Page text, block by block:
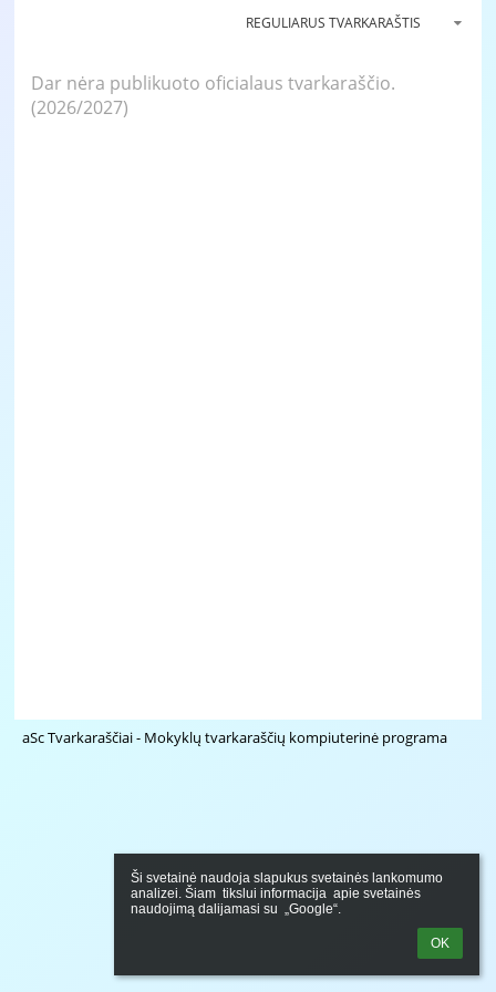
Ši svetainė naudoja slapukus svetainės lankomumo
analizei. Šiam  tikslui informacija  apie svetainės
naudojimą dalijamasi su  „Google“.
OK
REGULIARUS TVARKARAŠTIS
Dar nėra publikuoto oficialaus tvarkaraščio.
(2026/2027)
aSc Tvarkaraščiai - Mokyklų tvarkaraščių kompiuterinė programa